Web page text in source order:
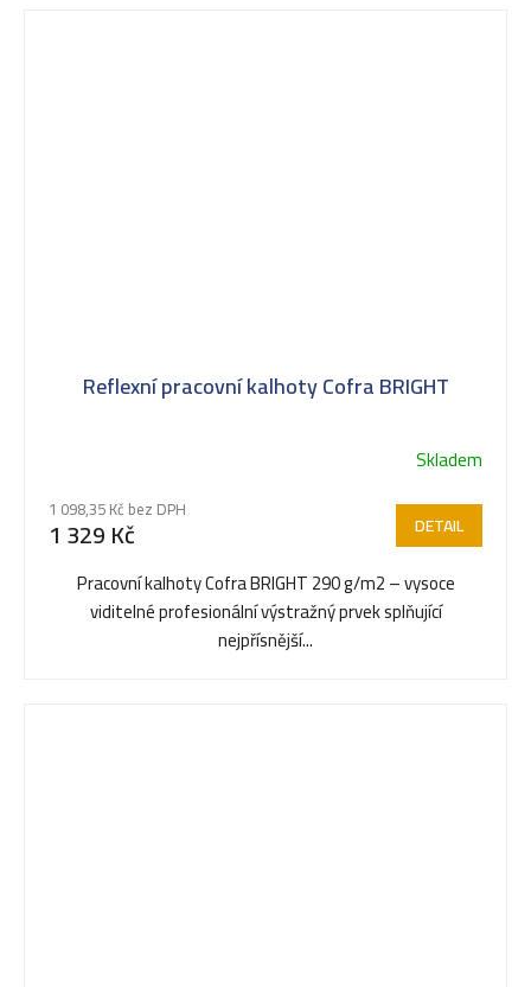
Reflexní pracovní kalhoty Cofra BRIGHT
Skladem
1 098,35 Kč bez DPH
1 329 Kč DETAIL
Pracovní kalhoty Cofra BRIGHT 290 g/m2 – vysoce
viditelné profesionální výstražný prvek splňující
nejpřísnější...